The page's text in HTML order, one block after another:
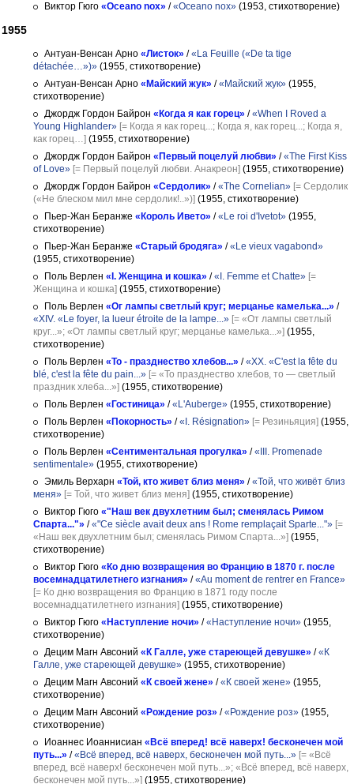
Виктор Гюго «Oceano nox» /«Oceano nox» (1953, стихотворение)
1955
Антуан-Венсан Арно «Листок» /«La Feuille («De ta tige
détachée…»)» (1955, стихотворение)
Антуан-Венсан Арно «Майский жук» /«Майский жук» (1955,
стихотворение)
Джордж Гордон Байрон «Когда я как горец» /«When I Roved a
Young Highlander» [= Когда я как горец...; Когда я, как горец...; Когда я,
как горец…] (1955, стихотворение)
Джордж Гордон Байрон «Первый поцелуй любви» /«The First Kiss
of Love» [= Первый поцелуй любви. Анакреон] (1955, стихотворение)
Джордж Гордон Байрон «Сердолик» /«The Cornelian» [= Сердолик
(«Не блеском мил мне сердолик!..»)] (1955, стихотворение)
Пьер-Жан Беранже «Король Ивето» /«Le roi d'Ivetot» (1955,
стихотворение)
Пьер-Жан Беранже «Старый бродяга» /«Le vieux vagabond»
(1955, стихотворение)
Поль Верлен «I. Женщина и кошка» /«I. Femme et Chatte» [=
Женщина и кошка] (1955, стихотворение)
Поль Верлен «Ог лампы светлый круг; мерцанье камелька...» /
«XIV. «Le foyer, la lueur étroite de la lampe...» [= «От лампы светлый
круг...»; «От лампы светлый круг; мерцанье камелька...»] (1955,
стихотворение)
Поль Верлен «То - празднество хлебов...» /«XX. «C'est la fête du
blé, c'est la fête du pain...» [= «То празднество хлебов, то — светлый
праздник хлеба...»] (1955, стихотворение)
Поль Верлен «Гостиница» /«L'Auberge» (1955, стихотворение)
Поль Верлен «Покорность» /«I. Résignation» [= Резиньяция] (1955,
стихотворение)
Поль Верлен «Сентиментальная прогулка» /«III. Promenade
sentimentale» (1955, стихотворение)
Эмиль Верхарн «Той, кто живет близ меня» /«Той, что живёт близ
меня» [= Той, что живет близ меня] (1955, стихотворение)
Виктор Гюго «"Наш век двухлетним был; сменялась Римом
Спарта..."» /«"Ce siècle avait deux ans ! Rome remplaçait Sparte..."» [=
«Наш век двухлетним был; сменялась Римом Спарта...»] (1955,
стихотворение)
Виктор Гюго «Ко дню возвращения во Францию в 1870 г. после
восемнадцатилетнего изгнания» /«Au moment de rentrer en France»
[= Ко дню возвращения во Францию в 1871 году после
восемнадцатилетнего изгнания] (1955, стихотворение)
Виктор Гюго «Наступление ночи» /«Наступление ночи» (1955,
стихотворение)
Децим Магн Авсоний «К Галле, уже стареющей девушке» /«К
Галле, уже стареющей девушке» (1955, стихотворение)
Децим Магн Авсоний «К своей жене» /«К своей жене» (1955,
стихотворение)
Децим Магн Авсоний «Рождение роз» /«Рождение роз» (1955,
стихотворение)
Иоаннес Иоаннисиан «Всё вперед! всё наверх! бесконечен мой
путь...» /«Всё вперед, всё наверх, бесконечен мой путь...» [= «Всё
вперед, всё наверх! бесконечен мой путь...»; «Всё вперед, всё наверх,
бесконечен мой путь...»] (1955, стихотворение)